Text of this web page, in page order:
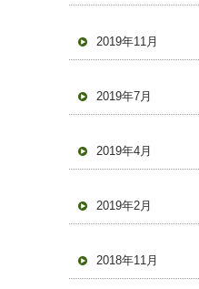
2019年11月
2019年7月
2019年4月
2019年2月
2018年11月